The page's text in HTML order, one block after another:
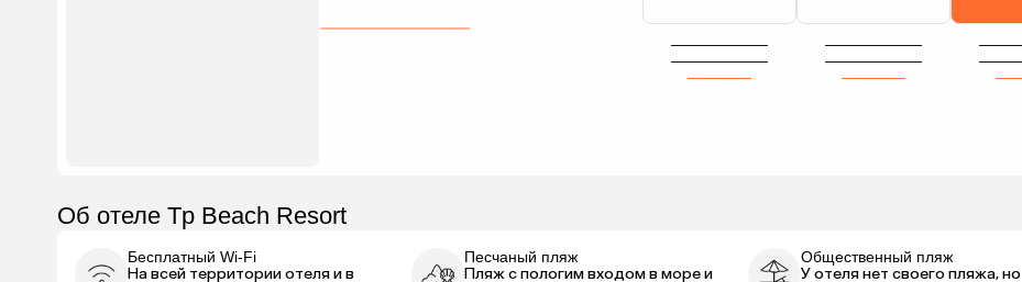
Об отеле Tp Beach Resort
Бесплатный Wi-Fi
На всей территории отеля и в
Песчаный пляж
Пляж с пологим входом в море и
Общественный пляж
У отеля нет своего пляжа, но